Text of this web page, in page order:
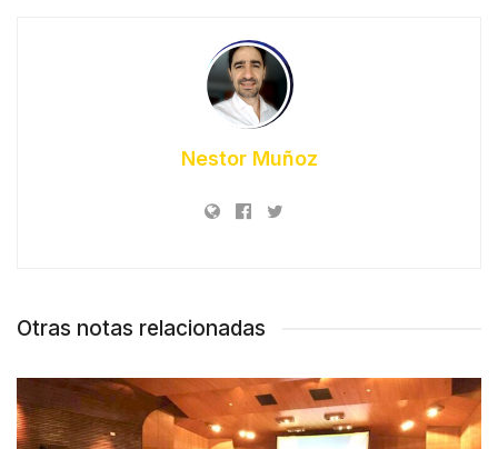
Nestor Muñoz
Otras notas relacionadas